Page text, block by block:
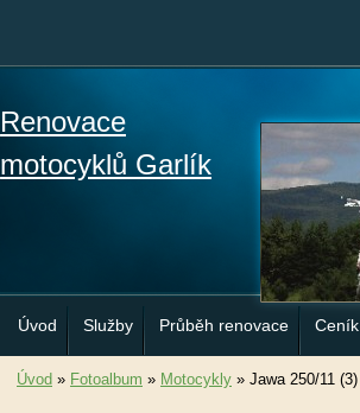
Renovace
motocyklů Garlík
Úvod Služby Průběh renovace Ceník
Úvod » Fotoalbum » Motocykly » Jawa 250/11 (3)